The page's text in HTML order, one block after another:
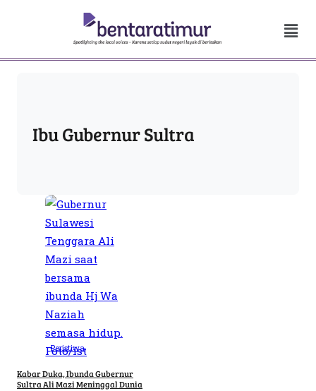
Ibu Gubernur Sultra
Peristiwa
Kabar Duka, Ibunda Gubernur
Sultra Ali Mazi Meninggal Dunia